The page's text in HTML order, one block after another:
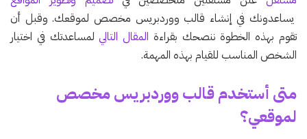
يساعدونك في إنشاء قالب ووردبريس مخصص لموقعك. وقبل أن
تقوم بهذه الخطوة ننصحك بقراءة المقال التاليلمساعدتك في اختيار
الشخص المناسب للقيام بهذه المهمة.
متى أستخدم قالب ووردبريس مخصص
لموقعي؟